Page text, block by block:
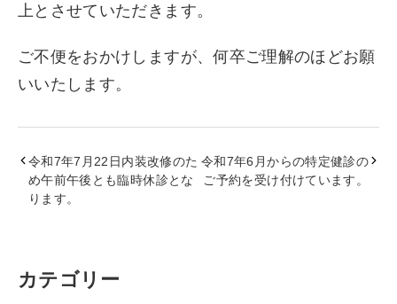
上とさせていただきます。
ご不便をおかけしますが、何卒ご理解のほどお願
いいたします。
令和7年7月22日内装改修のた
め午前午後とも臨時休診とな
ります。
令和7年6月からの特定健診の
ご予約を受け付けています。
カテゴリー